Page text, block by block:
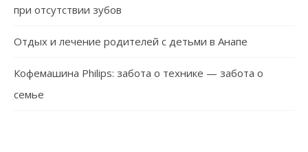
при отсутствии зубов
Отдых и лечение родителей с детьми в Анапе
Кофемашина Philips: забота о технике — забота о
семье